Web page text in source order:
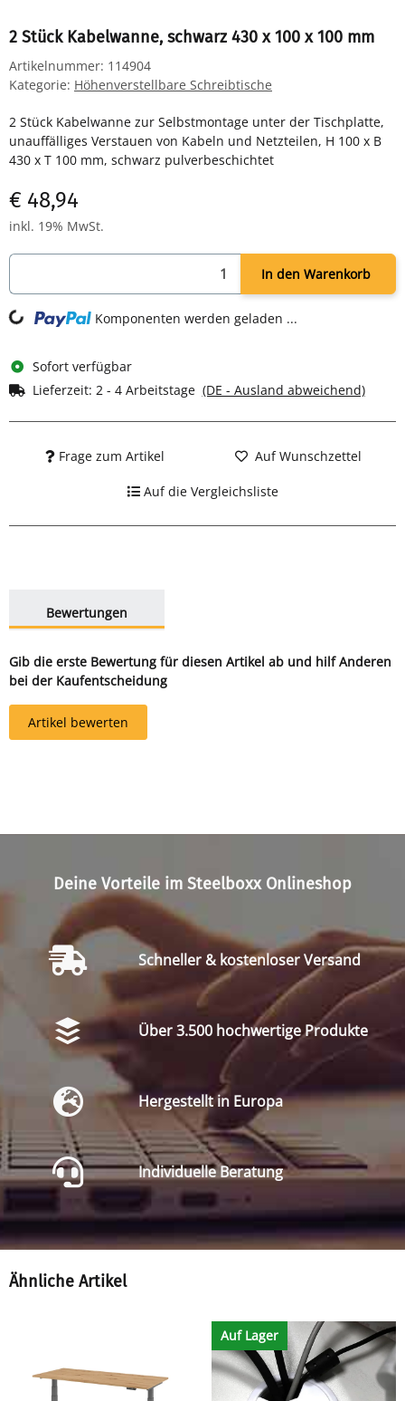
2 Stück Kabelwanne, schwarz 430 x 100 x 100 mm
Artikelnummer: 114904
Kategorie: Höhenverstellbare Schreibtische
2 Stück Kabelwanne zur Selbstmontage unter der Tischplatte,
unauffälliges Verstauen von Kabeln und Netzteilen, H 100 x B
430 x T 100 mm, schwarz pulverbeschichtet
€ 48,94
inkl. 19% MwSt.
In den Warenkorb
Komponenten werden geladen ...
Sofort verfügbar
Lieferzeit: 2 - 4 Arbeitstage (DE - Ausland abweichend)
Frage zum Artikel Auf Wunschzettel
Auf die Vergleichsliste
Bewertungen
Gib die erste Bewertung für diesen Artikel ab und hilf Anderen
bei der Kaufentscheidung
Artikel bewerten
Deine Vorteile im Steelboxx Onlineshop
Schneller & kostenloser Versand
Über 3.500 hochwertige Produkte
Hergestellt in Europa
Individuelle Beratung
Ähnliche Artikel
Auf Lager